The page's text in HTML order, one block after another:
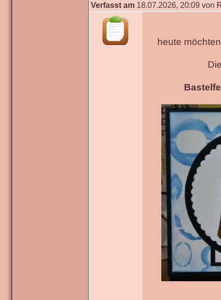
Verfasst am 18.07.2026, 20:09 von
heute